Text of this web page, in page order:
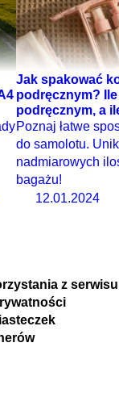
Jak spakować
podręcznym?
podręcznym, a
Poznaj łatwe
do samolotu.
nadmiarowych
bagażu!
12.01.2024
z serwisu